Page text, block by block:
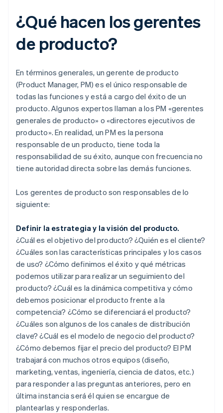
¿Qué hacen los gerentes
de producto?
En términos generales, un gerente de producto
(Product Manager, PM) es el único responsable de
todas las funciones y está a cargo del éxito de un
producto. Algunos expertos llaman a los PM «gerentes
generales de producto» o «directores ejecutivos de
producto». En realidad, un PM es la persona
responsable de un producto, tiene toda la
responsabilidad de su éxito, aunque con frecuencia no
tiene autoridad directa sobre las demás funciones.
Los gerentes de producto son responsables de lo
siguiente:
Definir la estrategia y la visión del producto.
¿Cuál es el objetivo del producto? ¿Quién es el cliente?
¿Cuáles son las características principales y los casos
de uso? ¿Cómo definimos el éxito y qué métricas
podemos utilizar para realizar un seguimiento del
producto? ¿Cuál es la dinámica competitiva y cómo
debemos posicionar el producto frente a la
competencia? ¿Cómo se diferenciará el producto?
¿Cuáles son algunos de los canales de distribución
clave? ¿Cuál es el modelo de negocio del producto?
¿Cómo debemos fijar el precio del producto? El PM
trabajará con muchos otros equipos (diseño,
marketing, ventas, ingeniería, ciencia de datos, etc.)
para responder a las preguntas anteriores, pero en
última instancia será él quien se encargue de
plantearlas y responderlas.